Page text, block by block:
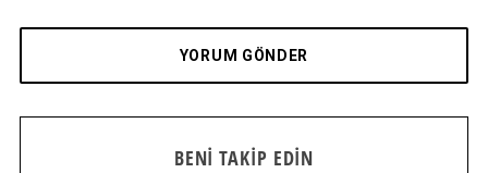
BENI TAKIP EDIN